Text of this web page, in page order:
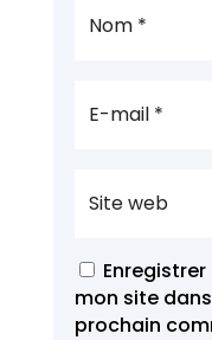
mon site
prochain